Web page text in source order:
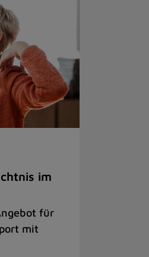
im
für
mit